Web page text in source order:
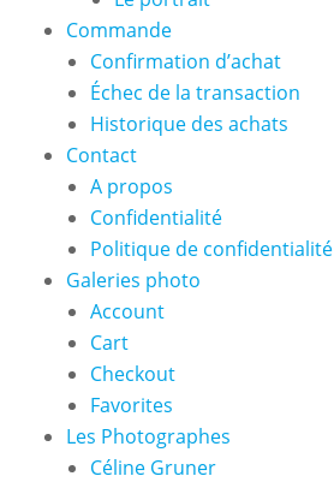
Commande
Confirmation d’achat
Échec de la transaction
Historique des achats
Contact
A propos
Confidentialité
Politique de confidentialité
Galeries photo
Account
Cart
Checkout
Favorites
Les Photographes
Céline Gruner